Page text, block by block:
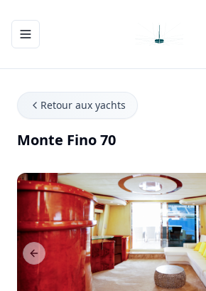
Ouvrir/fermer le menu de navigation
Retour aux yachts
Monte Fino 70
Previous Slide